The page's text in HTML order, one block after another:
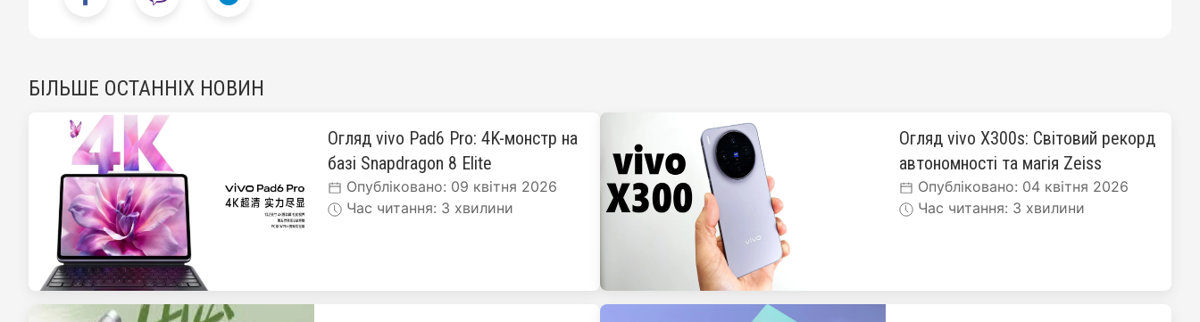
БІЛЬШЕ ОСТАННІХ НОВИН
Огляд vivo Pad6 Pro: 4K-монстр на
базі Snapdragon 8 Elite
Опубліковано: 09 квітня 2026
Час читання: 3 хвилини
Огляд vivo X300s: Світовий рекорд
автономності та магія Zeiss
Опубліковано: 04 квітня 2026
Час читання: 3 хвилини